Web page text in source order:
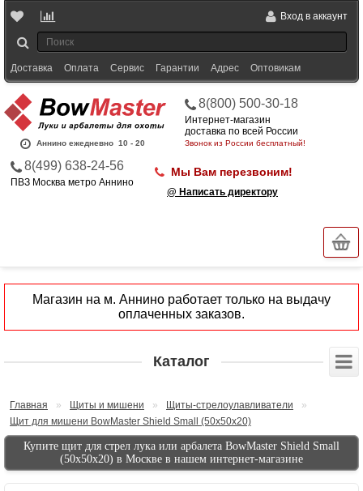
Вход в аккаунт
Доставка Оплата Сервис Гарантии Адрес Оптовикам
Аннино ежедневно 10 - 20
8(800) 500-30-18
Интернет-магазин
доставка по всей России
Звонок из России бесплатный!
8(499) 638-24-56
ПВЗ Москва метро Аннино
Мы Вам перезвоним!
@ Написать директору
Магазин на м. Аннино работает только на выдачу
оплаченных заказов.
Каталог
Главная » Щиты и мишени » Щиты-стрелоулавливатели
»
Щит для мишени BowMaster Shield Small (50х50x20)
Купите щит для стрел лука или арбалета BowMaster Shield Small
(50х50x20) в Москве в нашем интернет-магазине